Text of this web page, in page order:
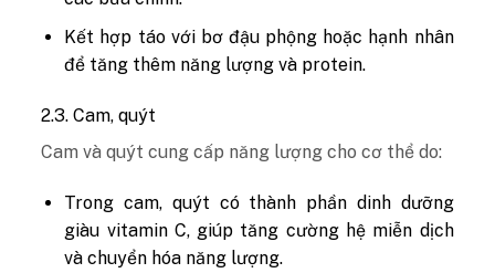
Kết hợp táo với bơ đậu phộng hoặc hạnh nhân
để tăng thêm năng lượng và protein.
2.3. Cam, quýt
Cam và quýt cung cấp năng lượng cho cơ thể do:
Trong cam, quýt có thành phần dinh dưỡng
giàu vitamin C, giúp tăng cường hệ miễn dịch
và chuyển hóa năng lượng.